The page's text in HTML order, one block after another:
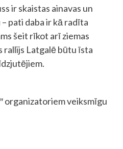
ir skaistas ainavas un
pati daba ir kā radīta
šeit rīkot arī ziemas
rallijs Latgalē būtu īsta
organizatoriem veiksmīgu